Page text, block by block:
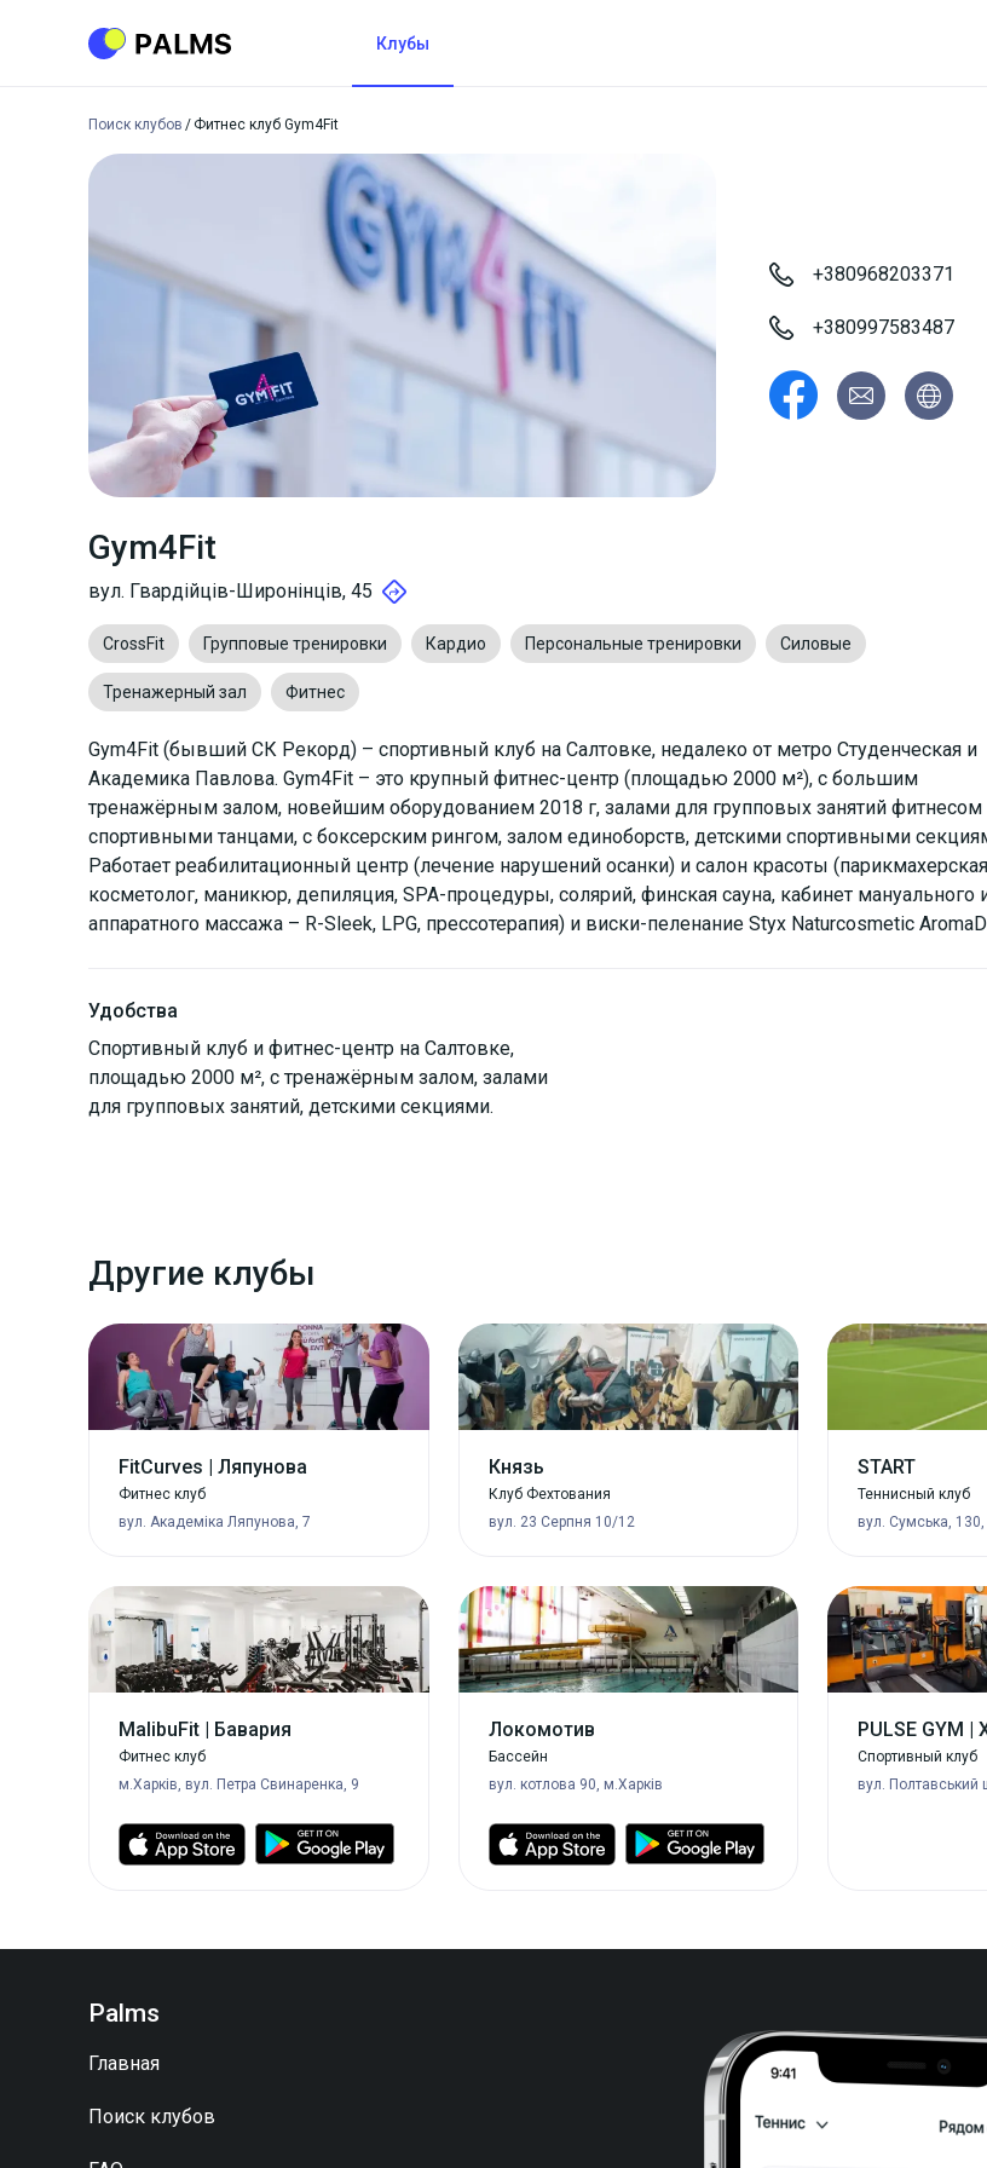
Клубы
Поиск клубов Фитнес клуб Gym4Fit
Gym4Fit
вул. Гвардійців-Широнінців, 45
CrossFit Групповые тренировки Кардио Персональные тренировки Силовые
Тренажерный зал Фитнес
Gym4Fit (бывший СК Рекорд) – спортивный клуб на Салтовке, недалеко от метро Студенческая и
Академика Павлова. Gym4Fit – это крупный фитнес-центр (площадью 2000 м²), с большим
тренажёрным залом, новейшим оборудованием 2018 г, залами для групповых занятий фитнесом
спортивными танцами, с боксерским рингом, залом единоборств, детскими спортивными
Работает реабилитационный центр (лечение нарушений осанки) и салон красоты
косметолог, маникюр, депиляция, SPA-процедуры, солярий, финская сауна, кабинет мануального
аппаратного массажа – R-Sleek, LPG, прессотерапия) и виски-пеленание Styx Naturcosmetic
Удобства
Спортивный клуб и фитнес-центр на Салтовке,
площадью 2000 м², с тренажёрным залом, залами
для групповых занятий, детскими секциями.
+380968203371
+380997583487
Другие клубы
FitCurves | Ляпунова
Фитнес клуб
вул. Академіка Ляпунова, 7
Князь
Клуб Фехтования
вул. 23 Серпня 10/12
START
Теннисный клуб
вул. Сумська, 130,
MalibuFit | Бавария
Фитнес клуб
м.Харків, вул. Петра Свинаренка, 9
Локомотив
Бассейн
вул. котлова 90, м.Харків
PULSE GYM |
Спортивный клуб
вул. Полтавський
Palms
Главная
Поиск клубов